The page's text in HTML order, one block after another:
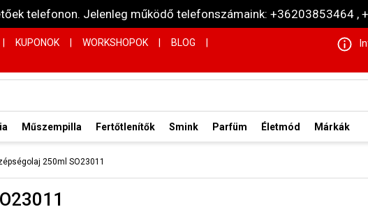
telefonon. Jelenleg működő telefonszámaink: +36203853464 ,
KUPONOK WORKSHOPOK BLOG
Műszempilla Fertőtlenítők Smink Parfüm Életmód Márkák
250ml SO23011